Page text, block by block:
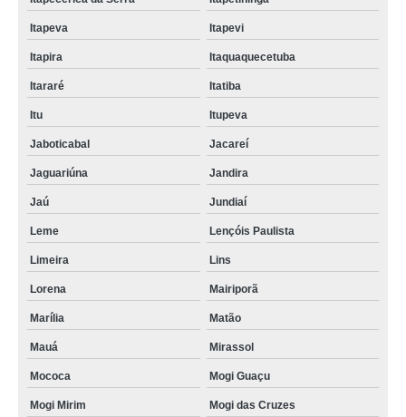
Itapeva Itapevi
Itapira Itaquaquecetuba
Itararé Itatiba
Itu Itupeva
Jaboticabal Jacareí
Jaguariúna Jandira
Jaú Jundiaí
Leme Lençóis Paulista
Limeira Lins
Lorena Mairiporã
Marília Matão
Mauá Mirassol
Mococa Mogi Guaçu
Mogi Mirim Mogi das Cruzes